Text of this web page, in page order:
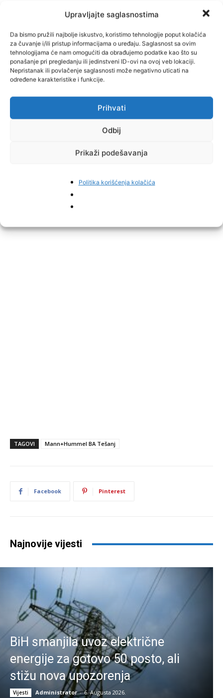
Upravljajte saglasnostima
Da bismo pružili najbolje iskustvo, koristimo tehnologije poput kolačića
za čuvanje i/ili pristup informacijama o uređaju. Saglasnost sa ovim
tehnologijama će nam omogućiti da obrađujemo podatke kao što su
ponašanje pri pregledanju ili jedinstveni ID-ovi na ovoj veb lokaciji.
Nepristanak ili povlačenje saglasnosti može negativno uticati na
određene karakteristike i funkcije.
Prihvati
Odbij
Prikaži podešavanja
Politika korišćenja kolačića
možete dobiti priliku da postanete aktivno uključeni i dostignete
Sve prijave sa naznakom “Oglas – Asistent uprave“ dostaviti na
protokol MANN+HUMMEL BA d.d. Tešanj, e-mail na adresu:
infomhba@mann-hummel.com
Kao prijavu na oglas dostaviti biografiju (CV), obavezno navesti
uslova odnosno diplomu o završenom školi/fakultetu i popratno
ispunjavaju postavljene uslove neće se uzimati u razmatranje!
TAGOVI Mann+Hummel BA Tešanj
Facebook Pinterest
Najnovije vijesti
BiH smanjila uvoz električne
energije za gotovo 50 posto, ali
stižu nova upozorenja
Vijesti Administrator - 6. Augusta 2026.